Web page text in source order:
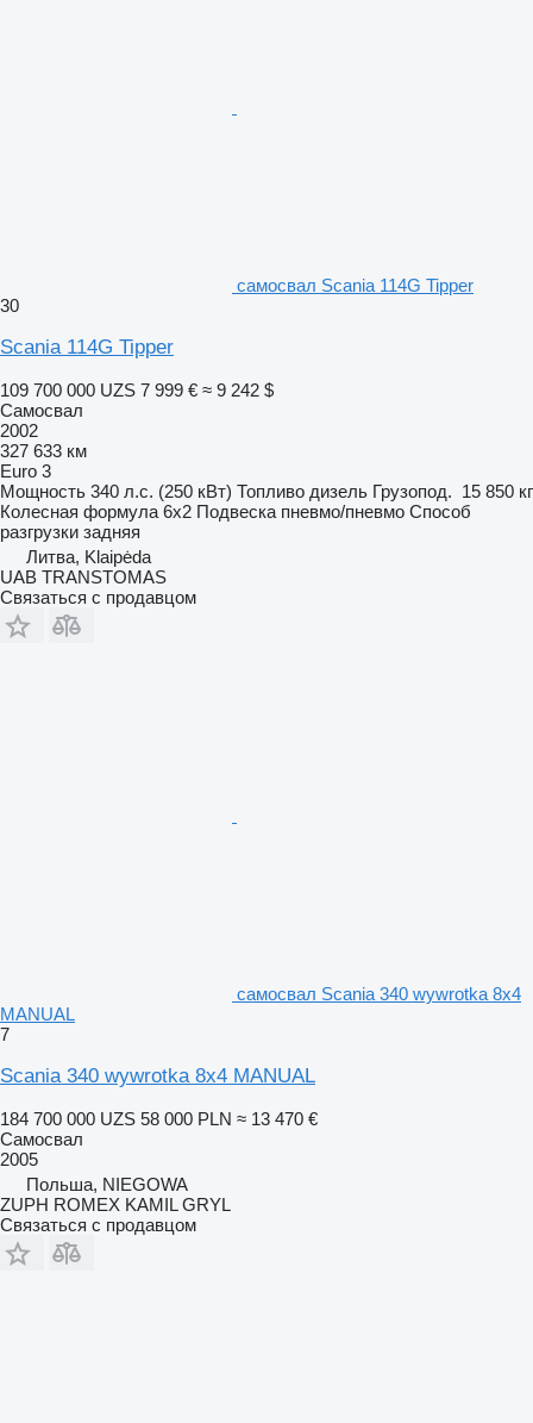
самосвал Scania 114G Tipper
30
Scania 114G Tipper
109 700 000 UZS 7 999 € ≈ 9 242 $
Самосвал
2002
327 633 км
Euro 3
Мощность 340 л.с. (250 кВт) Топливо дизель Грузопод. 15 850 кг
Колесная формула 6x2 Подвеска пневмо/пневмо Способ
разгрузки задняя
Литва, Klaipėda
UAB TRANSTOMAS
Связаться с продавцом
самосвал Scania 340 wywrotka 8x4
MANUAL
7
Scania 340 wywrotka 8x4 MANUAL
184 700 000 UZS 58 000 PLN ≈ 13 470 €
Самосвал
2005
Польша, NIEGOWA
ZUPH ROMEX KAMIL GRYL
Связаться с продавцом